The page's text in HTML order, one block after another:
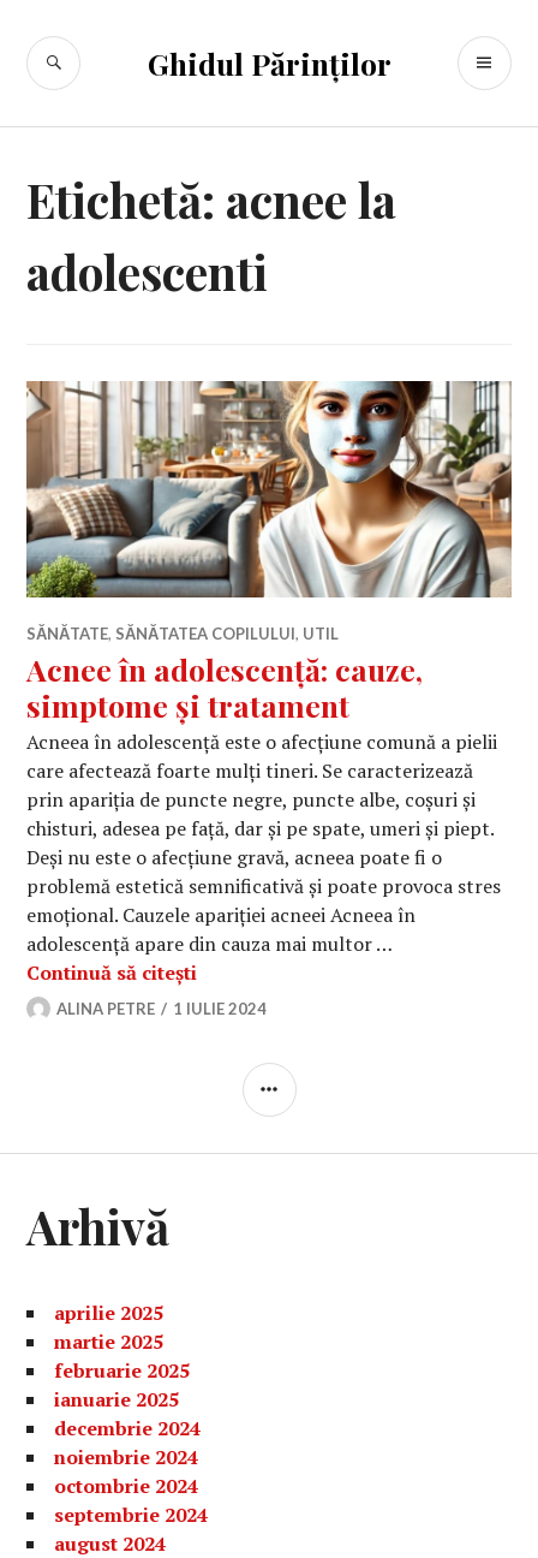
conținut
Ghidul Părinților
CĂUTARE
Etichetă: acnee la
adolescenti
SĂNĂTATE, SĂNĂTATEA COPILULUI, UTIL
Acnee în adolescență: cauze,
simptome și tratament
Acneea în adolescență este o afecțiune comună a pielii
care afectează foarte mulți tineri. Se caracterizează
prin apariția de puncte negre, puncte albe, coșuri și
chisturi, adesea pe față, dar și pe spate, umeri și piept.
Deși nu este o afecțiune gravă, acneea poate fi o
problemă estetică semnificativă și poate provoca stres
emoțional. Cauzele apariției acneei Acneea în
adolescență apare din cauza mai multor …
Continuă să citești
ALINA PETRE 1 IULIE 2024
BARĂ
Arhivă
aprilie 2025
martie 2025
februarie 2025
ianuarie 2025
decembrie 2024
noiembrie 2024
octombrie 2024
septembrie 2024
august 2024